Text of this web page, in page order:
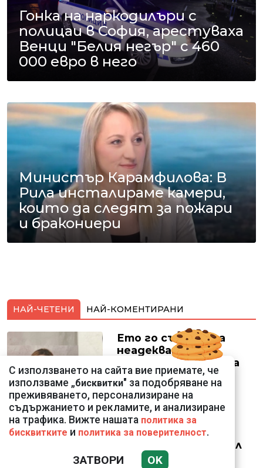
Гонка на наркодилъри с
полицаи в София, арестуваха
Венци "Белия негър" с 460
000 евро в него
Министър Карамфилова: В
Рила инсталираме камери,
които да следят за пожари
и бракониери
НАЙ-ЧЕТЕНИ НАЙ-КОМЕНТИРАНИ
Ето го съпруга на
неадекватната
външна министърка
Велислава Петрова
Ким Чен Ун е получил
22 милиарда долара
С използването на сайта вие приемате, че
използваме „бисквитки" за подобряване на
преживяването, персонализиране на
съдържанието и рекламите, и анализиране
на трафика. Вижте нашата политика за
бисквитките и политика за поверителност.
ЗАТВОРИ OK